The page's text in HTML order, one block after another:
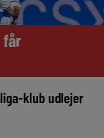
får
klub udlejer